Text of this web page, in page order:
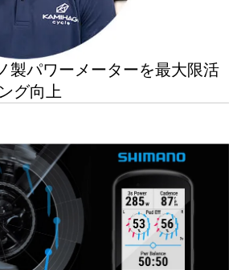
製パワーメーターを最大限活
グ向上